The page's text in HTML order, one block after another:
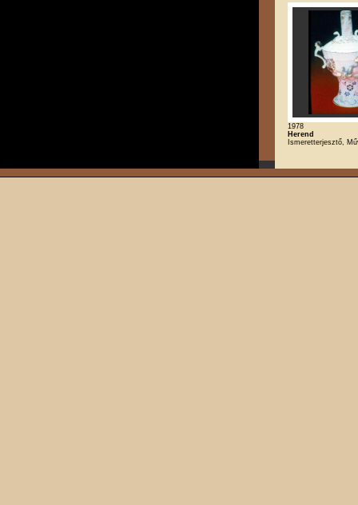
1978
Herend
Ismeretterjesztő,